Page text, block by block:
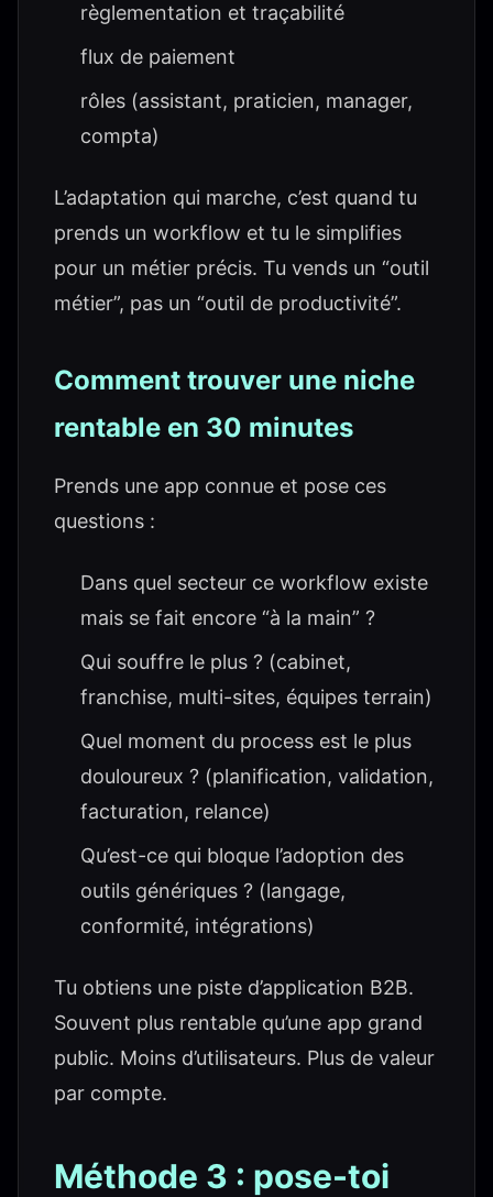
règlementation et traçabilité
flux de paiement
rôles (assistant, praticien, manager,
compta)
L’adaptation qui marche, c’est quand tu
prends un workflow et tu le simplifies
pour un métier précis. Tu vends un “outil
métier”, pas un “outil de productivité”.
Comment trouver une niche
rentable en 30 minutes
Prends une app connue et pose ces
questions :
Dans quel secteur ce workflow existe
mais se fait encore “à la main” ?
Qui souffre le plus ? (cabinet,
franchise, multi-sites, équipes terrain)
Quel moment du process est le plus
douloureux ? (planification, validation,
facturation, relance)
Qu’est-ce qui bloque l’adoption des
outils génériques ? (langage,
conformité, intégrations)
Tu obtiens une piste d’application B2B.
Souvent plus rentable qu’une app grand
public. Moins d’utilisateurs. Plus de valeur
par compte.
Méthode 3 : pose-toi